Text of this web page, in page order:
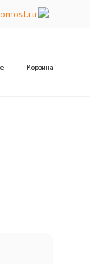
Корзина